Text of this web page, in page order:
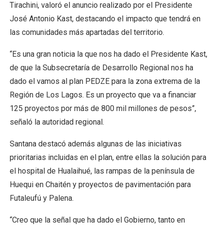
Tirachini, valoró el anuncio realizado por el Presidente
José Antonio Kast, destacando el impacto que tendrá en
las comunidades más apartadas del territorio.
“Es una gran noticia la que nos ha dado el Presidente Kast,
de que la Subsecretaría de Desarrollo Regional nos ha
dado el vamos al plan PEDZE para la zona extrema de la
Región de Los Lagos. Es un proyecto que va a financiar
125 proyectos por más de 800 mil millones de pesos”,
señaló la autoridad regional.
Santana destacó además algunas de las iniciativas
prioritarias incluidas en el plan, entre ellas la solución para
el hospital de Hualaihué, las rampas de la península de
Huequi en Chaitén y proyectos de pavimentación para
Futaleufú y Palena.
“Creo que la señal que ha dado el Gobierno, tanto en